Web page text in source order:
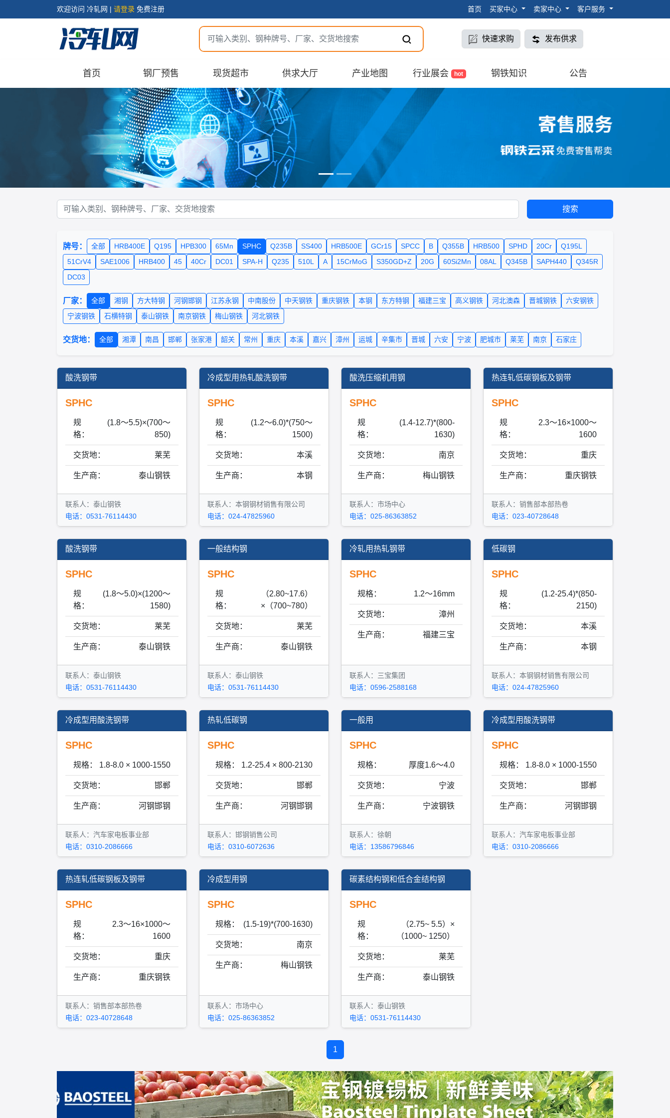
欢迎访问 冷轧网 | 请登录 免费注册 首页 买家中心 卖家中心 客户服务
快速求购 发布供求
首页 钢厂预售 现货超市 供求大厅 产业地图 行业展会 hot 钢铁知识 公告
搜索
牌号： 全部 HRB400E Q195 HPB300 65Mn SPHC Q235B SS400 HRB500E GCr15 SPCC B Q355B HRB500 SPHD 20Cr
Q195L
51CrV4
SAE1006 HRB400 45 40Cr DC01 SPA-H Q235 510L A 15CrMoG S350GD+Z 20G 60Si2Mn 08AL Q345B SAPH440
Q345R
DC03
厂家： 全部 湘钢 方大特钢 河钢邯钢 江苏永钢 中南股份 中天钢铁 重庆钢铁 本钢 东方特钢 福建三宝 高义钢铁 河北澳森 晋城钢铁
六安钢铁
宁波钢铁
石横特钢 泰山钢铁 南京钢铁 梅山钢铁 河北钢铁
交货地： 全部 湘潭 南昌 邯郸 张家港 韶关 常州 重庆 本溪 嘉兴 漳州 运城 辛集市 晋城 六安 宁波 肥城市 莱芜 南京 石家庄
酸洗钢带
SPHC
规
格：
(1.8～5.5)×(700～
850)
交货地： 莱芜
生产商： 泰山钢铁
联系人：泰山钢铁
电话：0531-76114430
冷成型用热轧酸洗钢带
SPHC
规
格：
(1.2～6.0)*(750～
1500)
交货地： 本溪
生产商： 本钢
联系人：本钢钢材销售有限公司
电话：024-47825960
酸洗压缩机用钢
SPHC
规
格：
(1.4-12.7)*(800-
1630)
交货地： 南京
生产商： 梅山钢铁
联系人：市场中心
电话：025-86363852
热连轧低碳钢板及钢带
SPHC
规
格：
2.3～16×1000～
1600
交货地： 重庆
生产商： 重庆钢铁
联系人：销售部本部热卷
电话：023-40728648
酸洗钢带
SPHC
规
格：
(1.8～5.0)×(1200～
1580)
交货地： 莱芜
生产商： 泰山钢铁
联系人：泰山钢铁
电话：0531-76114430
一般结构钢
SPHC
规
格：
（2.80~17.6）
×（700~780）
交货地： 莱芜
生产商： 泰山钢铁
联系人：泰山钢铁
电话：0531-76114430
冷轧用热轧钢带
SPHC
规格： 1.2～16mm
交货地： 漳州
生产商： 福建三宝
联系人：三宝集团
电话：0596-2588168
低碳钢
SPHC
规
格：
(1.2-25.4)*(850-
2150)
交货地： 本溪
生产商： 本钢
联系人：本钢钢材销售有限公司
电话：024-47825960
冷成型用酸洗钢带
SPHC
规格： 1.8-8.0 × 1000-1550
交货地： 邯郸
生产商： 河钢邯钢
联系人：汽车家电板事业部
电话：0310-2086666
热轧低碳钢
SPHC
规格： 1.2-25.4 × 800-2130
交货地： 邯郸
生产商： 河钢邯钢
联系人：邯钢销售公司
电话：0310-6072636
一般用
SPHC
规格： 厚度1.6～4.0
交货地： 宁波
生产商： 宁波钢铁
联系人：徐朝
电话：13586796846
冷成型用酸洗钢带
SPHC
规格： 1.8-8.0 × 1000-1550
交货地： 邯郸
生产商： 河钢邯钢
联系人：汽车家电板事业部
电话：0310-2086666
热连轧低碳钢板及钢带
SPHC
规
格：
2.3～16×1000～
1600
交货地： 重庆
生产商： 重庆钢铁
联系人：销售部本部热卷
电话：023-40728648
冷成型用钢
SPHC
规格： (1.5-19)*(700-1630)
交货地： 南京
生产商： 梅山钢铁
联系人：市场中心
电话：025-86363852
碳素结构钢和低合金结构钢
SPHC
规
格：
（2.75~ 5.5）×
（1000~ 1250）
交货地： 莱芜
生产商： 泰山钢铁
联系人：泰山钢铁
电话：0531-76114430
1